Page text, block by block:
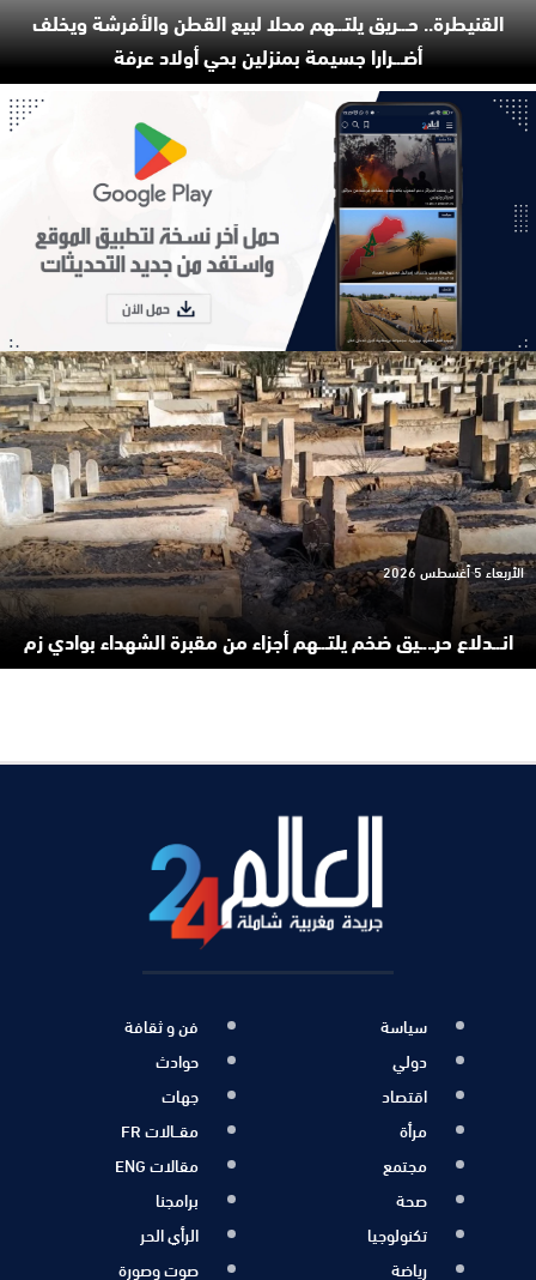
القنيطرة.. حـ.ـريق يلتـ.ـهم محلا لبيع القطن والأفرشة ويخلف
أضـ.ـرارا جسيمة بمنزلين بحي أولاد عرفة
انـ.ـدلاع حرـ..ـيق ضخم يلتـ.ـهم أجزاء من مقبرة الشهداء بوادي زم
الأربعاء 5 أغسطس 2026
سياسة
دولي
اقتصاد
مرأة
مجتمع
صحة
تكنولوجيا
رياضة
فن و ثقافة
حوادث
جهات
مقــالات FR
مقالات ENG
برامجنا
الرأي الحر
صوت وصورة